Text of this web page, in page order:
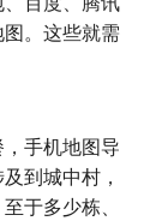
。这些就需
手机地图导
到城中村，
于多少栋、